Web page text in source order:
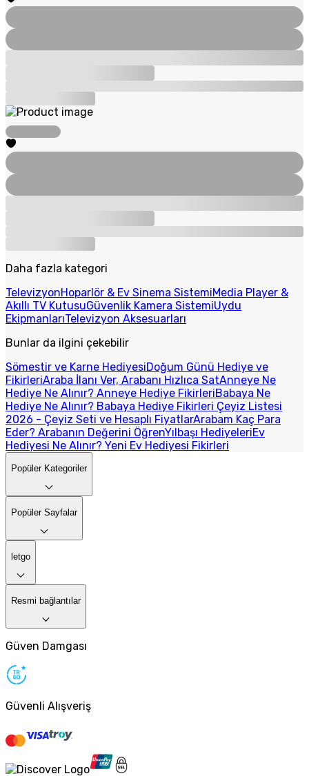
Daha fazla kategori
TelevizyonHoparlör & Ev Sinema SistemiMedia Player &
Akıllı TV KutusuGüvenlik Kamera SistemiUydu
EkipmanlarıTelevizyon Aksesuarları
Bunlar da ilgini çekebilir
Sömestir ve Karne HediyesiDoğum Günü Hediye ve
FikirleriAraba İlanı Ver, Arabanı Hızlıca SatAnneye Ne
Hediye Ne Alınır? Anneye Hediye FikirleriBabaya Ne
Hediye Ne Alınır? Babaya Hediye Fikirleri Çeyiz Listesi
2026 - Çeyiz Seti ve Hesaplı FiyatlarArabam Kaç Para
Eder? Arabanın Değerini ÖğrenYılbaşı HediyeleriEv
Hediyesi Ne Alınır? Yeni Ev Hediyesi Fikirleri
Popüler Kategoriler
Popüler Sayfalar
letgo
Resmi bağlantılar
Güven Damgası
Güvenli Alışveriş